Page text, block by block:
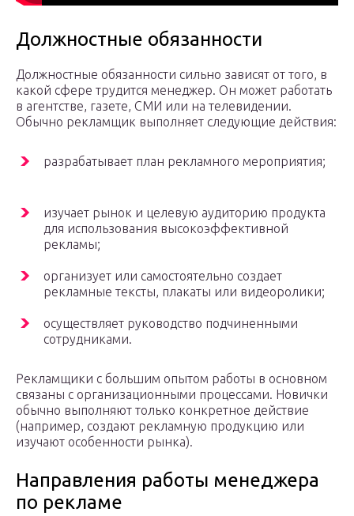
Должностные обязанности
Должностные обязанности сильно зависят от того, в
какой сфере трудится менеджер. Он может работать
в агентстве, газете, СМИ или на телевидении.
Обычно рекламщик выполняет следующие действия:
разрабатывает план рекламного мероприятия;
изучает рынок и целевую аудиторию продукта
для использования высокоэффективной
рекламы;
организует или самостоятельно создает
рекламные тексты, плакаты или видеоролики;
осуществляет руководство подчиненными
сотрудниками.
Рекламщики с большим опытом работы в основном
связаны с организационными процессами. Новички
обычно выполняют только конкретное действие
(например, создают рекламную продукцию или
изучают особенности рынка).
Направления работы менеджера
по рекламе